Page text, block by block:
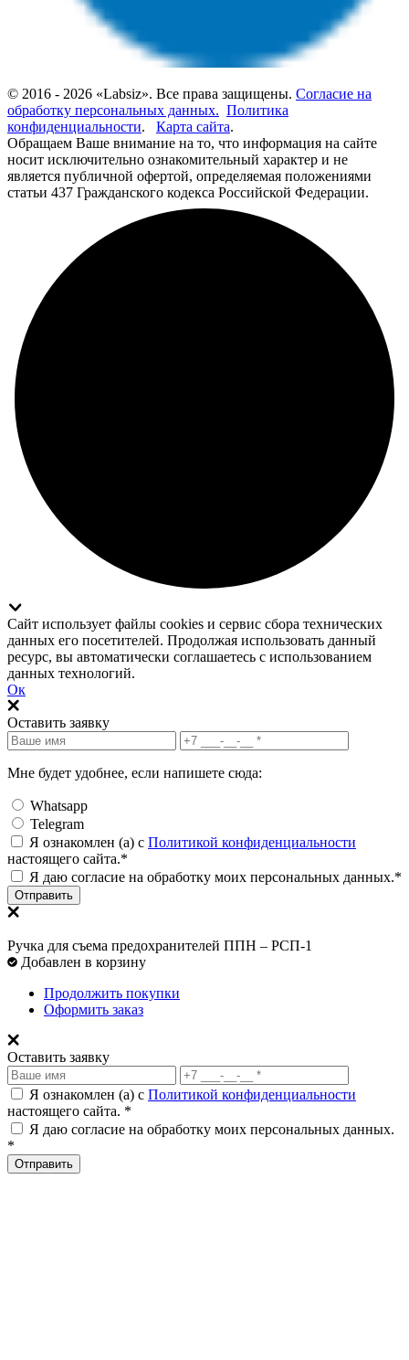
© 2016 - 2026 «Labsiz». Все права защищены. Согласие на
обработку персональных данных. Политика
конфиденциальности. Карта сайта.
Обращаем Ваше внимание на то, что информация на сайте
носит исключительно ознакомительный характер и не
является публичной офертой, определяемая положениями
статьи 437 Гражданского кодекса Российской Федерации.
Сайт использует файлы cookies и сервис сбора технических
данных его посетителей. Продолжая использовать данный
ресурс, вы автоматически соглашаетесь с использованием
данных технологий.
Ок
Оставить заявку
Мне будет удобнее, если напишете сюда:
Whatsapp
Telegram
Я ознакомлен (а) с Политикой конфиденциальности
настоящего сайта.*
Я даю согласие на обработку моих персональных данных.*
Отправить
Ручка для съема предохранителей ППН – РСП-1
Добавлен в корзину
Продолжить покупки
Оформить заказ
Оставить заявку
Я ознакомлен (а) с Политикой конфиденциальности
настоящего сайта. *
Я даю согласие на обработку моих персональных данных.
*
Отправить